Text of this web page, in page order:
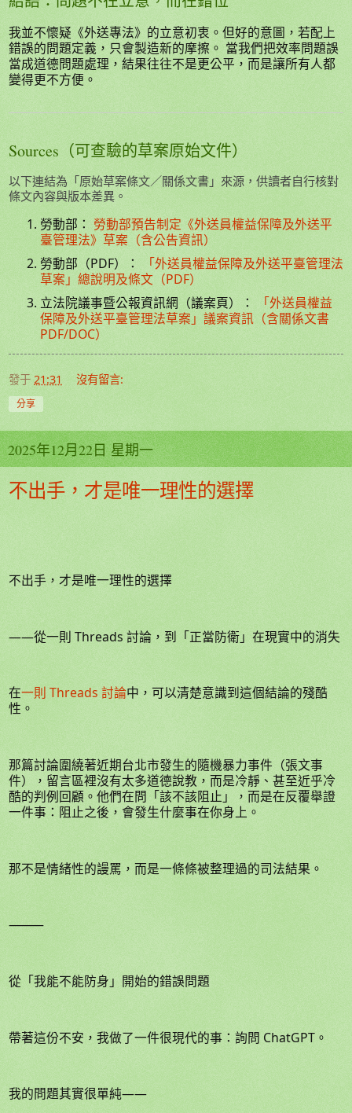
我並不懷疑《外送專法》的立意初衷。但好的意圖，若配上
錯誤的問題定義，只會製造新的摩擦。 當我們把效率問題誤
當成道德問題處理，結果往往不是更公平，而是讓所有人都
變得更不方便。
Sources（可查驗的草案原始文件）
以下連結為「原始草案條文／關係文書」來源，供讀者自行核對
條文內容與版本差異。
勞動部： 勞動部預告制定《外送員權益保障及外送平
臺管理法》草案（含公告資訊）
勞動部（PDF）：
「外送員權益保障及外送平臺管理法
草案」總說明及條文（PDF）
立法院議事暨公報資訊網（議案頁）：
「外送員權益
保障及外送平臺管理法草案」議案資訊（含關係文書
PDF/DOC）
發于 21:31 沒有留言:
分享
2025年12月22日 星期一
不出手，才是唯一理性的選擇
不出手，才是唯一理性的選擇
——從一則 Threads 討論，到「正當防衛」在現實中的消失
在一則 Threads 討論中，可以清楚意識到這個結論的殘酷
性。
那篇討論圍繞著近期台北市發生的隨機暴力事件（張文事
件），留言區裡沒有太多道德說教，而是冷靜、甚至近乎冷
酷的判例回顧。他們在問「該不該阻止」，而是在反覆舉證
一件事：阻止之後，會發生什麼事在你身上。
那不是情緒性的謾罵，而是一條條被整理過的司法結果。
⸻
從「我能不能防身」開始的錯誤問題
帶著這份不安，我做了一件很現代的事：詢問 ChatGPT。
我的問題其實很單純——